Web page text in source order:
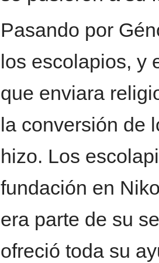
Pasando por
los escolapios, y
que enviara
la conversión de
hizo. Los
fundación en
era parte de su
ofreció toda su